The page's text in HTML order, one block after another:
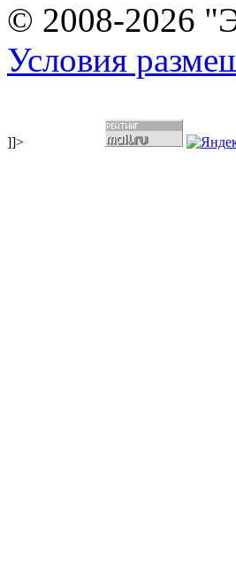
© 2008-2026
Условия
]]>